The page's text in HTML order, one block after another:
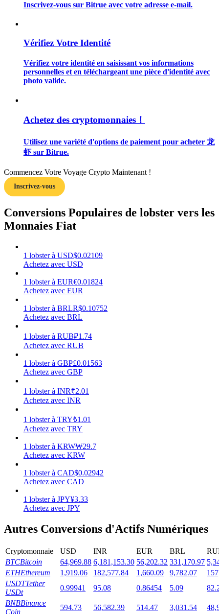
Apprenez à rester rentable
Gagner
Gagnez quotidiennement des récompenses compétitives
Jalonnement
Launchpool
Staking flexible pour gagner des jetons populaires
Inscrivez-vous sur Bitrue avec votre adresse e-mail.
Vérifiez Votre Identité
Vérifiez votre identité en saisissant vos informations
personnelles et en téléchargeant une pièce d'identité avec
photo valide.
Achetez des cryptomonnaies！
Utilisez une variété d'options de paiement pour acheter 龙
虾 sur Bitrue.
Commencez Votre Voyage Crypto Maintenant !
Inscrivez-vous
Conversions Populaires de lobster vers les
Monnaies Fiat
1 lobster à USD$0.02109
Achetez avec USD
1 lobster à EUR€0.01824
Achetez avec EUR
1 lobster à BRLR$0.10752
Achetez avec BRL
1 lobster à RUB₽1.74
Achetez avec RUB
1 lobster à GBP£0.01563
Achetez avec GBP
1 lobster à INR₹2.01
Achetez avec INR
1 lobster à TRY₺1.01
Achetez avec TRY
1 lobster à KRW₩29.7
Achetez avec KRW
1 lobster à CAD$0.02942
Achetez avec CAD
1 lobster à JPY¥3.33
Achetez avec JPY
Autres Conversions d'Actifs Numériques
Cryptomonnaie USD INR EUR BRL
BTCBitcoin 64,969.88 6,181,153.30 56,202.32 331,170.97
ETHEthereum 1,919.06 182,577.84 1,660.09 9,782.07
USDTTether
USDt
0.99941 95.08 0.86454 5.09
BNBBinance
Coin
594.73 56,582.39 514.47 3,031.54